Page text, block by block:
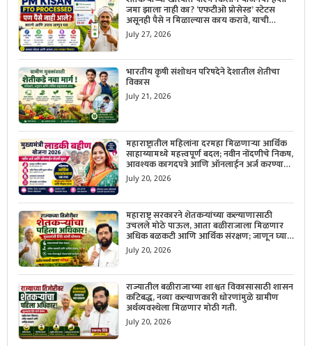
जमा झाला नाही का? ‘एफटीओ प्रोसेस्ड’ स्टेटस
असूनही पैसे न मिळाल्यास काय करावे, याची
सविस्तर माहिती जाणून घ्या.
July 27, 2026
भारतीय कृषी संशोधन परिषदेने देशातील शेतीचा
विकास
July 21, 2026
महाराष्ट्रातील महिलांना दरमहा मिळणाऱ्या आर्थिक
साहाय्यामध्ये महत्त्वपूर्ण बदल; नवीन नोंदणीचे निकष,
आवश्यक कागदपत्रे आणि ऑनलाईन अर्ज करण्याची
सोपी प्रक्रिया जाणून घ्या.
July 20, 2026
महाराष्ट्र सरकारने शेतकऱ्यांच्या कल्याणासाठी
उचलले मोठे पाऊल, आता बळीराजाला मिळणार
अधिक बळकटी आणि आर्थिक संरक्षण; जाणून घ्या
सरकारचा नवा संकल्प.
July 20, 2026
राज्यातील बळीराजाच्या शाश्वत विकासासाठी शासन
कटिबद्ध, नव्या कल्याणकारी धोरणांमुळे ग्रामीण
अर्थव्यवस्थेला मिळणार मोठी गती.
July 20, 2026